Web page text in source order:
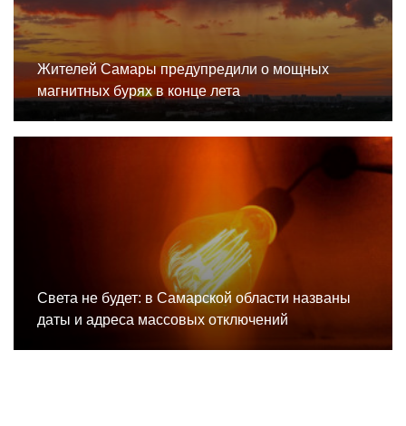
Жителей Самары предупредили о мощных
магнитных бурях в конце лета
Света не будет: в Самарской области названы
даты и адреса массовых отключений